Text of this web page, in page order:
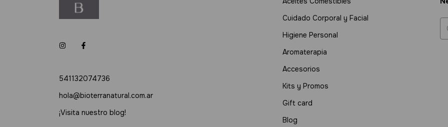
541132074736
hola@bioterranatural.com.ar
¡Visita nuestro blog!
Cuidado Corporal y Facial
Higiene Personal
Aromaterapia
Accesorios
Kits y Promos
Gift card
Blog